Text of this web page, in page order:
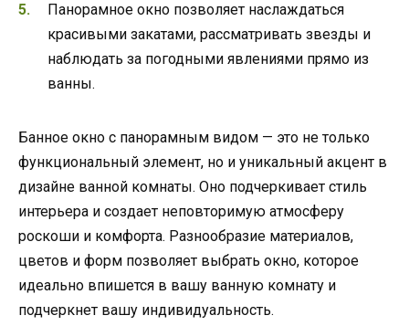
Панорамное окно позволяет наслаждаться
красивыми закатами, рассматривать звезды и
наблюдать за погодными явлениями прямо из
ванны.
Банное окно с панорамным видом — это не только
функциональный элемент, но и уникальный акцент в
дизайне ванной комнаты. Оно подчеркивает стиль
интерьера и создает неповторимую атмосферу
роскоши и комфорта. Разнообразие материалов,
цветов и форм позволяет выбрать окно, которое
идеально впишется в вашу ванную комнату и
подчеркнет вашу индивидуальность.